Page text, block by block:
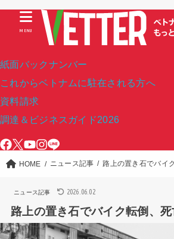
紙面バックナンバー
これからベトナムに駐在される方へ
資料請求
調達＆ビジネスガイド2026
MENU
HOME ニュース記事 路上の置き石でバイ
ニュース記事 2026.06.02
路上の置き石でバイク転倒、